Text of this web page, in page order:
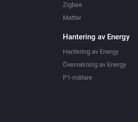
Zigbee
Matter
Hantering av Energy
Hantering av Energy
Övervakning av Energy
P1-mätare